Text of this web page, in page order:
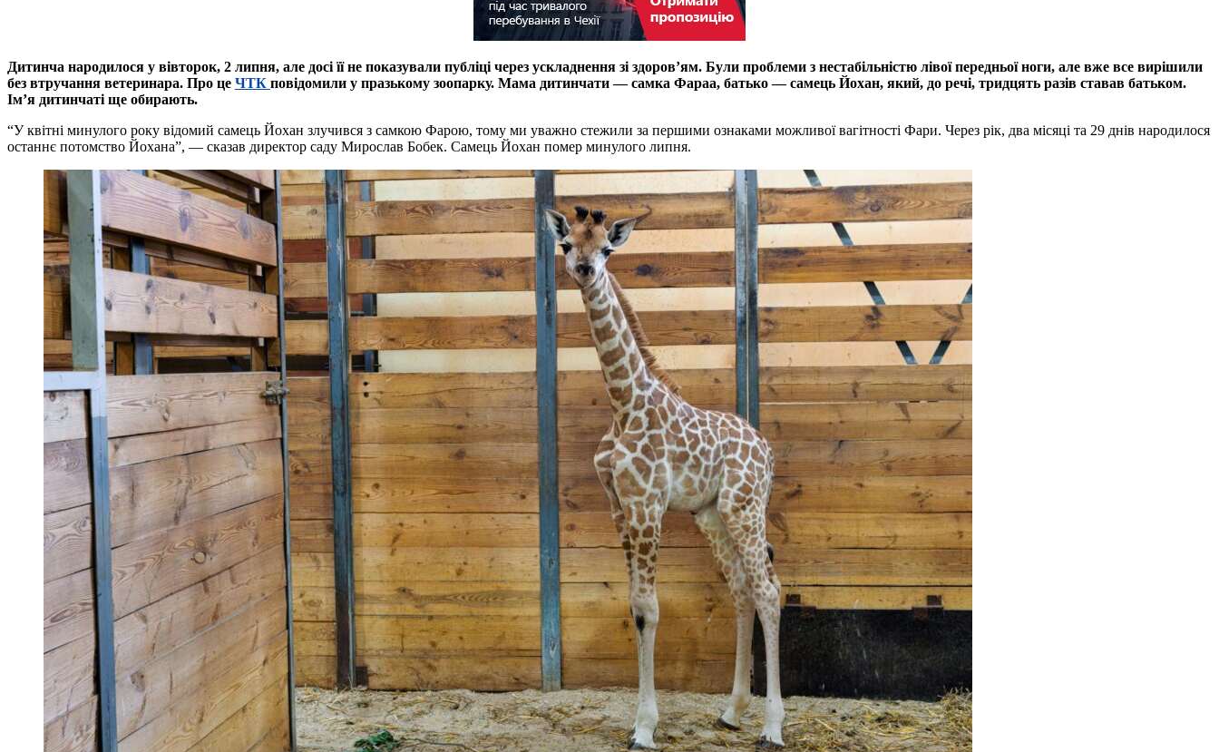
Дитинча народилося у вівторок, 2 липня, але досі її не показували публіці через ускладнення зі здоров’ям. Були проблеми з нестабільністю лівої передньої ноги, але вже все вирішили
без втручання ветеринара. Про це ЧТК повідомили у празькому зоопарку. Мама дитинчати — самка Фараа, батько — самець Йохан, який, до речі, тридцять разів ставав батьком.
Ім’я дитинчаті ще обирають.
“У квітні минулого року відомий самець Йохан злучився з самкою Фарою, тому ми уважно стежили за першими ознаками можливої ​​вагітності Фари. Через рік, два місяці та 29 днів народилося
останнє потомство Йохана”, — сказав директор саду Мирослав Бобек. Самець Йохан помер минулого липня.